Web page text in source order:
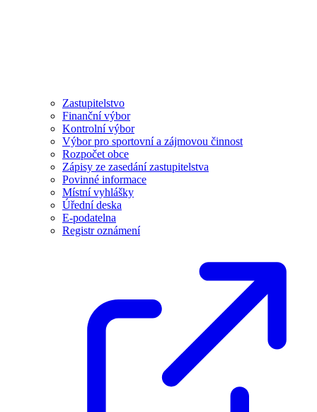
Zastupitelstvo
Finanční výbor
Kontrolní výbor
Výbor pro sportovní a zájmovou činnost
Rozpočet obce
Zápisy ze zasedání zastupitelstva
Povinné informace
Místní vyhlášky
Úřední deska
E-podatelna
Registr oznámení